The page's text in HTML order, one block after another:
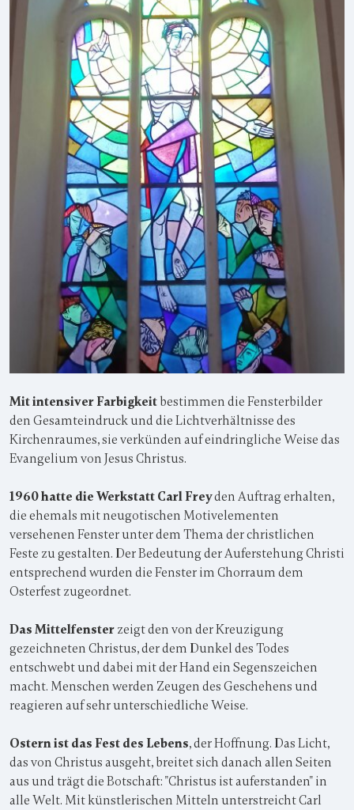
Mit intensiver Farbigkeit bestimmen die Fensterbilder
den Gesamteindruck und die Lichtverhältnisse des
Kirchenraumes, sie verkünden auf eindringliche Weise das
Evangelium von Jesus Christus.
1960 hatte die Werkstatt Carl Freyden Auftrag erhalten,
die ehemals mit neugotischen Motivelementen
versehenen Fenster unter dem Thema der christlichen
Feste zu gestalten. Der Bedeutung der Auferstehung Christi
entsprechend wurden die Fenster im Chorraum dem
Osterfest zugeordnet.
Das Mittelfenster zeigt den von der Kreuzigung
gezeichneten Christus, der dem Dunkel des Todes
entschwebt und dabei mit der Hand ein Segenszeichen
macht. Menschen werden Zeugen des Geschehens und
reagieren auf sehr unterschiedliche Weise.
Ostern ist das Fest des Lebens, der Hoffnung. Das Licht,
das von Christus ausgeht, breitet sich danach allen Seiten
aus und trägt die Botschaft: "Christus ist auferstanden" in
alle Welt. Mit künstlerischen Mitteln unterstreicht Carl